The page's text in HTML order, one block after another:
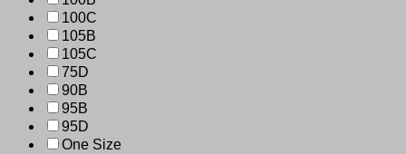
100C
105B
105C
75D
90B
95B
95D
One Size